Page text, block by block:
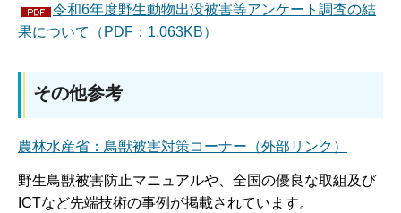
令和6年度野生動物出没被害等アンケート調査の結
果について（PDF：1,063KB）
その他参考
農林水産省：鳥獣被害対策コーナー（外部リンク）
野生鳥獣被害防止マニュアルや、全国の優良な取組及び
ICTなど先端技術の事例が掲載されています。